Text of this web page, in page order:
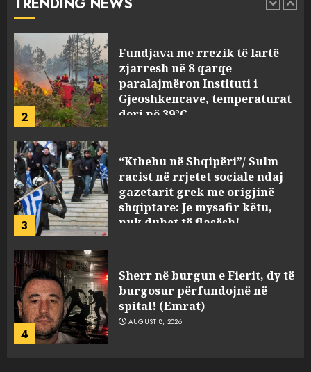
1 AUGUST 8, 2026
2
Fundjava me rrezik të lartë
zjarresh në 8 qarqe
paralajmëron Instituti i
Gjeoshkencave, temperaturat
deri në 39°C
3
“Kthehu në Shqipëri”/ Sulm
racist në rrjetet sociale ndaj
gazetarit grek me origjinë
shqiptare: Je mysafir këtu,
nuk duhet të flasësh!
4
Sherr në burgun e Fierit, dy të
burgosur përfundojnë në
spital! (Emrat)
AUGUST 8, 2026